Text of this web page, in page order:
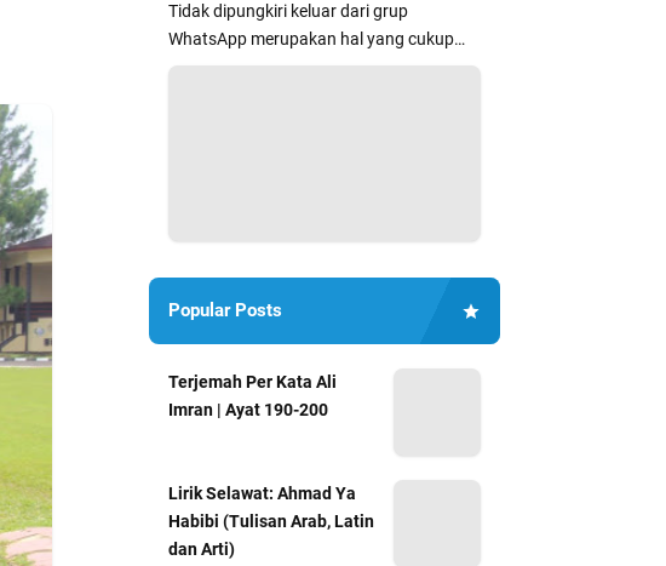
Tidak dipungkiri keluar dari grup
WhatsApp merupakan hal yang cukup
segan dan kurang nyaman bagi sebag...
Popular Posts
Terjemah Per Kata Ali
Imran | Ayat 190-200
Lirik Selawat: Ahmad Ya
Habibi (Tulisan Arab, Latin
dan Arti)